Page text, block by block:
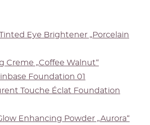
Eye Brightener „Porcelain
Creme „Coffee Walnut“
Foundation 01
Touche Éclat Foundation
Enhancing Powder „Aurora“